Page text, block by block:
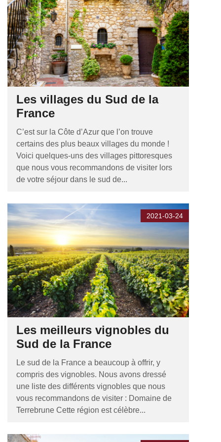
Les villages du Sud de la
France
C’est sur la Côte d’Azur que l’on trouve
certains des plus beaux villages du monde !
Voici quelques-uns des villages pittoresques
que nous vous recommandons de visiter lors
de votre séjour dans le sud de...
2021-03-24
Les meilleurs vignobles du
Sud de la France
Le sud de la France a beaucoup à offrir, y
compris des vignobles. Nous avons dressé
une liste des différents vignobles que nous
vous recommandons de visiter : Domaine de
Terrebrune Cette région est célèbre...